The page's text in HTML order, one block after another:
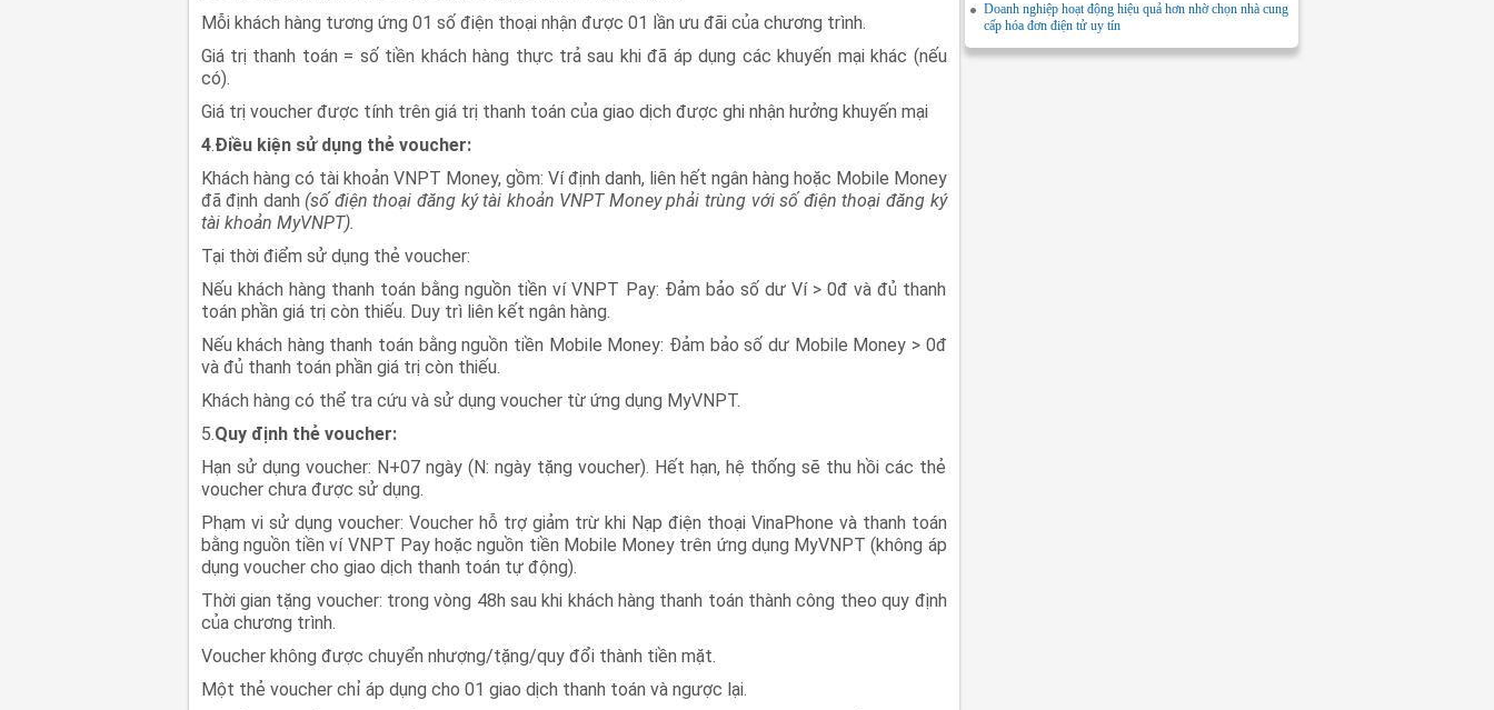
Mỗi khách hàng tương ứng 01 số điện thoại nhận được 01 lần ưu đãi của chương trình.
Giá trị thanh toán = số tiền khách hàng thực trả sau khi đã áp dụng các khuyến mại khác (nếu
có).
Giá trị voucher được tính trên giá trị thanh toán của giao dịch được ghi nhận hưởng khuyến mại
4.Điều kiện sử dụng thẻ voucher:
Khách hàng có tài khoản VNPT Money, gồm: Ví định danh, liên hết ngân hàng hoặc Mobile Money
đã định danh (số điện thoại đăng ký tài khoản VNPT Money phải trùng với số điện thoại đăng ký
tài khoản MyVNPT).
Tại thời điểm sử dụng thẻ voucher:
Nếu khách hàng thanh toán bằng nguồn tiền ví VNPT Pay: Đảm bảo số dư Ví > 0đ và đủ thanh
toán phần giá trị còn thiếu. Duy trì liên kết ngân hàng.
Nếu khách hàng thanh toán bằng nguồn tiền Mobile Money: Đảm bảo số dư Mobile Money > 0đ
và đủ thanh toán phần giá trị còn thiếu.
Khách hàng có thể tra cứu và sử dụng voucher từ ứng dụng MyVNPT.
5.Quy định thẻ voucher:
Hạn sử dụng voucher: N+07 ngày (N: ngày tặng voucher). Hết hạn, hệ thống sẽ thu hồi các thẻ
voucher chưa được sử dụng.
Phạm vi sử dụng voucher: Voucher hỗ trợ giảm trừ khi Nạp điện thoại VinaPhone và thanh toán
bằng nguồn tiền ví VNPT Pay hoặc nguồn tiền Mobile Money trên ứng dụng MyVNPT (không áp
dụng voucher cho giao dịch thanh toán tự động).
Thời gian tặng voucher: trong vòng 48h sau khi khách hàng thanh toán thành công theo quy định
của chương trình.
Voucher không được chuyển nhượng/tặng/quy đổi thành tiền mặt.
Một thẻ voucher chỉ áp dụng cho 01 giao dịch thanh toán và ngược lại.
Doanh nghiệp hoạt động hiệu quả hơn nhờ chọn nhà cung
cấp hóa đơn điện tử uy tín